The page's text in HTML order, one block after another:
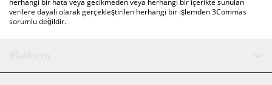
herhangi bir hata veya gecikmeden veya herhangi bir içerikte sunulan
verilere dayalı olarak gerçekleştirilen herhangi bir işlemden 3Commas
sorumlu değildir.
Platform